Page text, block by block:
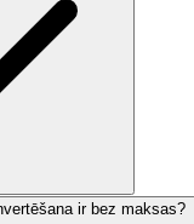
ir bez maksas?